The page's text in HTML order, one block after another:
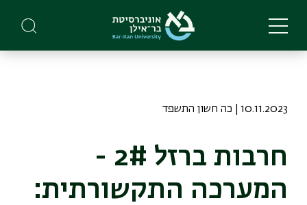
main
10.11.2023 | כה חשון התשפד
חרבות ברזל 2# -
המערכה התקשורתית: